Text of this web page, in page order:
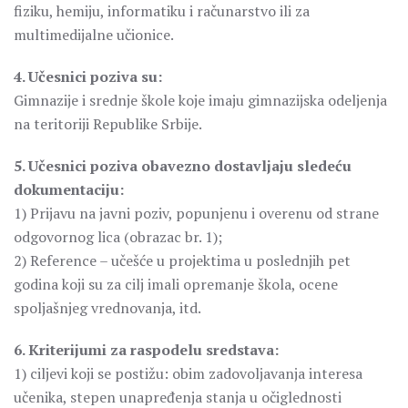
fiziku, hemiju, informatiku i računarstvo ili za
multimedijalne učionice.
4. Učesnici poziva su:
Gimnazije i srednje škole koje imaju gimnazijska odeljenja
na teritoriji Republike Srbije.
5. Učesnici poziva obavezno dostavljaju sledeću
dokumentaciju:
1) Prijavu na javni poziv, popunjenu i overenu od strane
odgovornog lica (obrazac br. 1);
2) Reference – učešće u projektima u poslednjih pet
godina koji su za cilj imali opremanje škola, ocene
spoljašnjeg vrednovanja, itd.
6. Kriterijumi za raspodelu sredstava:
1) ciljevi koji se postižu: obim zadovoljavanja interesa
učenika, stepen unapređenja stanja u očiglednosti